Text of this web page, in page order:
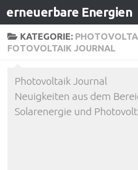
Zum Inhalt springen
erneuerbare Energien
KATEGORIE:
FOTOVOLTAIK JOURNAL
Photovoltaik Journal
Neuigkeiten aus dem
Solarenergie und